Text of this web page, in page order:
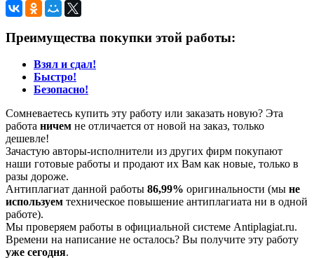
Преимущества покупки этой работы:
Взял и сдал!
Быстро!
Безопасно!
Сомневаетесь купить эту работу или заказать новую? Эта
работа ничем не отличается от новой на заказ, только
дешевле!
Зачастую авторы-исполнители из других фирм покупают
наши готовые работы и продают их Вам как новые, только в
разы дороже.
Антиплагиат данной работы 86,99% оригинальности (мы не
используем техническое повышение антиплагиата ни в одной
работе).
Мы проверяем работы в официальной системе Аntiplagiat.ru.
Времени на написание не осталось? Вы получите эту работу
уже сегодня.